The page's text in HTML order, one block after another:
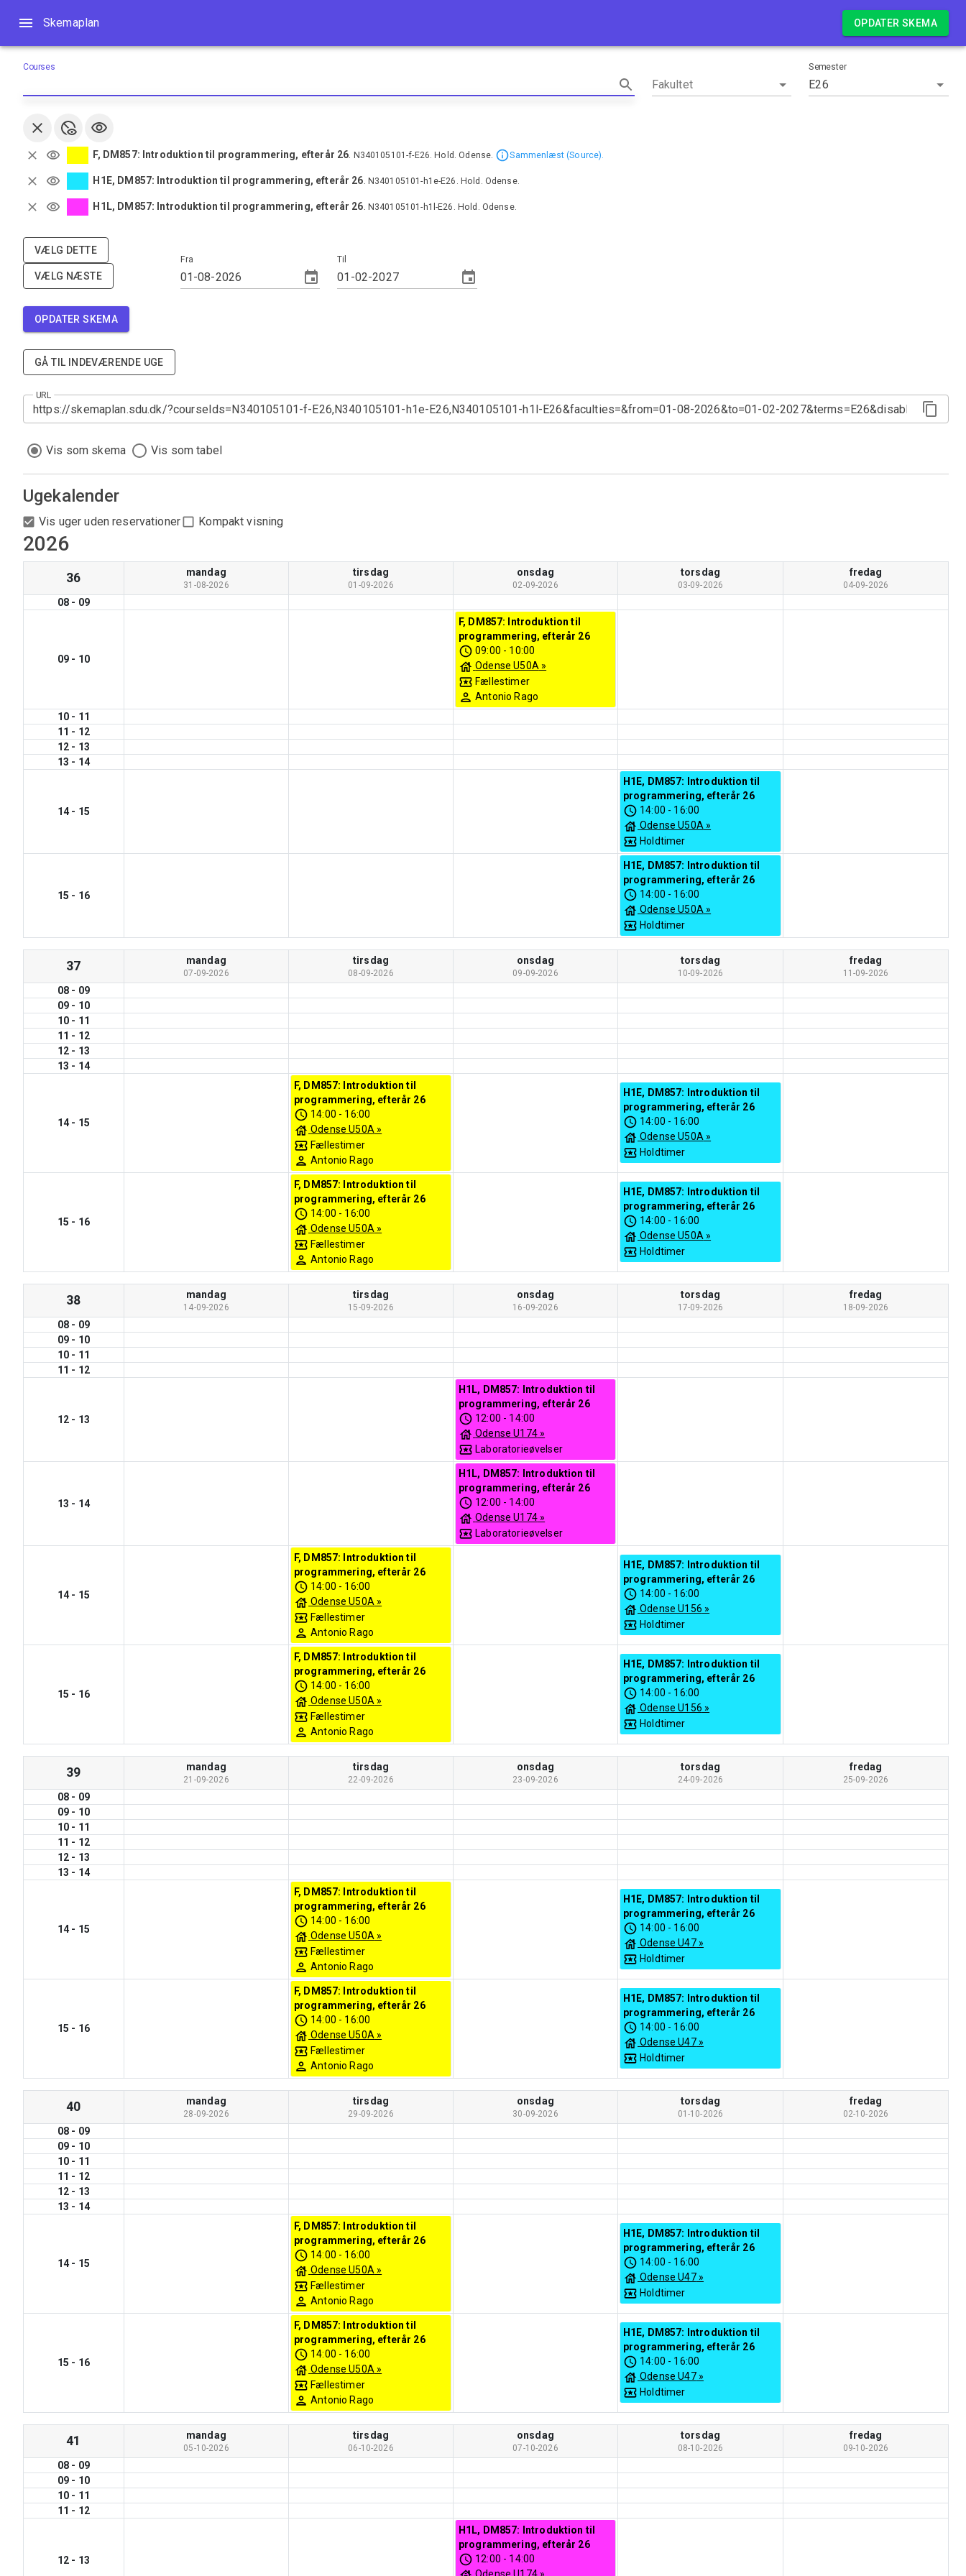
Skemaplan OPDATER SKEMA
Skemaplan
Courses
Fakultet E26
Semester
F, DM857: Introduktion til programmering, efterår 26 N340105101-f-E26 .Hold .Odense Sammenlæst (Source).
H1E, DM857: Introduktion til programmering, efterår 26 N340105101-h1e-E26 Hold Odense.
H1L, DM857: Introduktion til programmering, efterår 26 N340105101-h1l-E26 Hold Odense.
VÆLG DETTE
VÆLG NÆSTE
Fra Til
OPDATER SKEMA
GÅ TIL INDEVÆRENDE UGE
URL
Vis som skema Vis som tabel
Ugekalender
Vis uger uden reservationer Kompakt visning
2026
36 mandag
31-08-2026
tirsdag
01-09-2026
onsdag
02-09-2026
torsdag
03-09-2026
fredag
04-09-2026
08 - 09
09 - 10
F, DM857: Introduktion til
programmering, efterår 26
09:00 - 10:00
Odense U50A»
Fællestimer
Antonio Rago
10 - 11
11 - 12
12 - 13
13 - 14
14 - 15
H1E, DM857: Introduktion til
programmering, efterår 26
14:00 - 16:00
Odense U50A»
Holdtimer
15 - 16
H1E, DM857: Introduktion til
programmering, efterår 26
14:00 - 16:00
Odense U50A»
Holdtimer
37 mandag
07-09-2026
tirsdag
08-09-2026
onsdag
09-09-2026
torsdag
10-09-2026
fredag
11-09-2026
08 - 09
09 - 10
10 - 11
11 - 12
12 - 13
13 - 14
14 - 15
F, DM857: Introduktion til
programmering, efterår 26
14:00 - 16:00
Odense U50A»
Fællestimer
Antonio Rago
H1E, DM857: Introduktion til
programmering, efterår 26
14:00 - 16:00
Odense U50A»
Holdtimer
15 - 16
F, DM857: Introduktion til
programmering, efterår 26
14:00 - 16:00
Odense U50A»
Fællestimer
Antonio Rago
H1E, DM857: Introduktion til
programmering, efterår 26
14:00 - 16:00
Odense U50A»
Holdtimer
38 mandag
14-09-2026
tirsdag
15-09-2026
onsdag
16-09-2026
torsdag
17-09-2026
fredag
18-09-2026
08 - 09
09 - 10
10 - 11
11 - 12
12 - 13
H1L, DM857: Introduktion til
programmering, efterår 26
12:00 - 14:00
Odense U174»
Laboratorieøvelser
13 - 14
H1L, DM857: Introduktion til
programmering, efterår 26
12:00 - 14:00
Odense U174»
Laboratorieøvelser
14 - 15
F, DM857: Introduktion til
programmering, efterår 26
14:00 - 16:00
Odense U50A»
Fællestimer
Antonio Rago
H1E, DM857: Introduktion til
programmering, efterår 26
14:00 - 16:00
Odense U156 »
Holdtimer
15 - 16
F, DM857: Introduktion til
programmering, efterår 26
14:00 - 16:00
Odense U50A»
Fællestimer
Antonio Rago
H1E, DM857: Introduktion til
programmering, efterår 26
14:00 - 16:00
Odense U156 »
Holdtimer
39 mandag
21-09-2026
tirsdag
22-09-2026
onsdag
23-09-2026
torsdag
24-09-2026
fredag
25-09-2026
08 - 09
09 - 10
10 - 11
11 - 12
12 - 13
13 - 14
14 - 15
F, DM857: Introduktion til
programmering, efterår 26
14:00 - 16:00
Odense U50A»
Fællestimer
Antonio Rago
H1E, DM857: Introduktion til
programmering, efterår 26
14:00 - 16:00
Odense U47»
Holdtimer
15 - 16
F, DM857: Introduktion til
programmering, efterår 26
14:00 - 16:00
Odense U50A»
Fællestimer
Antonio Rago
H1E, DM857: Introduktion til
programmering, efterår 26
14:00 - 16:00
Odense U47»
Holdtimer
40 mandag
28-09-2026
tirsdag
29-09-2026
onsdag
30-09-2026
torsdag
01-10-2026
fredag
02-10-2026
08 - 09
09 - 10
10 - 11
11 - 12
12 - 13
13 - 14
14 - 15
F, DM857: Introduktion til
programmering, efterår 26
14:00 - 16:00
Odense U50A»
Fællestimer
Antonio Rago
H1E, DM857: Introduktion til
programmering, efterår 26
14:00 - 16:00
Odense U47»
Holdtimer
15 - 16
F, DM857: Introduktion til
programmering, efterår 26
14:00 - 16:00
Odense U50A»
Fællestimer
Antonio Rago
H1E, DM857: Introduktion til
programmering, efterår 26
14:00 - 16:00
Odense U47»
Holdtimer
41 mandag
05-10-2026
tirsdag
06-10-2026
onsdag
07-10-2026
torsdag
08-10-2026
fredag
09-10-2026
08 - 09
09 - 10
10 - 11
11 - 12
12 - 13
H1L, DM857: Introduktion til
programmering, efterår 26
12:00 - 14:00